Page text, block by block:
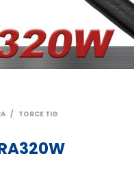
/ TORCE TIG